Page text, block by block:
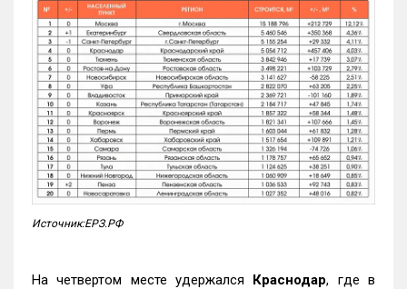
Источник:ЕРЗ.РФ
На четвертом месте удержался Краснодар, где в